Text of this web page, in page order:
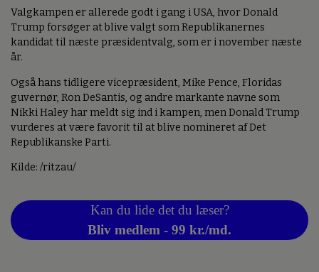
Valgkampen er allerede godt i gang i USA, hvor Donald
Trump forsøger at blive valgt som Republikanernes
kandidat til næste præsidentvalg, som er i november næste
år.
Også hans tidligere vicepræsident, Mike Pence, Floridas
guvernør, Ron DeSantis, og andre markante navne som
Nikki Haley har meldt sig ind i kampen, men Donald Trump
vurderes at være favorit til at blive nomineret af Det
Republikanske Parti.
Kilde: /ritzau/
Kan du lide det du læser?
Bliv medlem - 99 kr./md.